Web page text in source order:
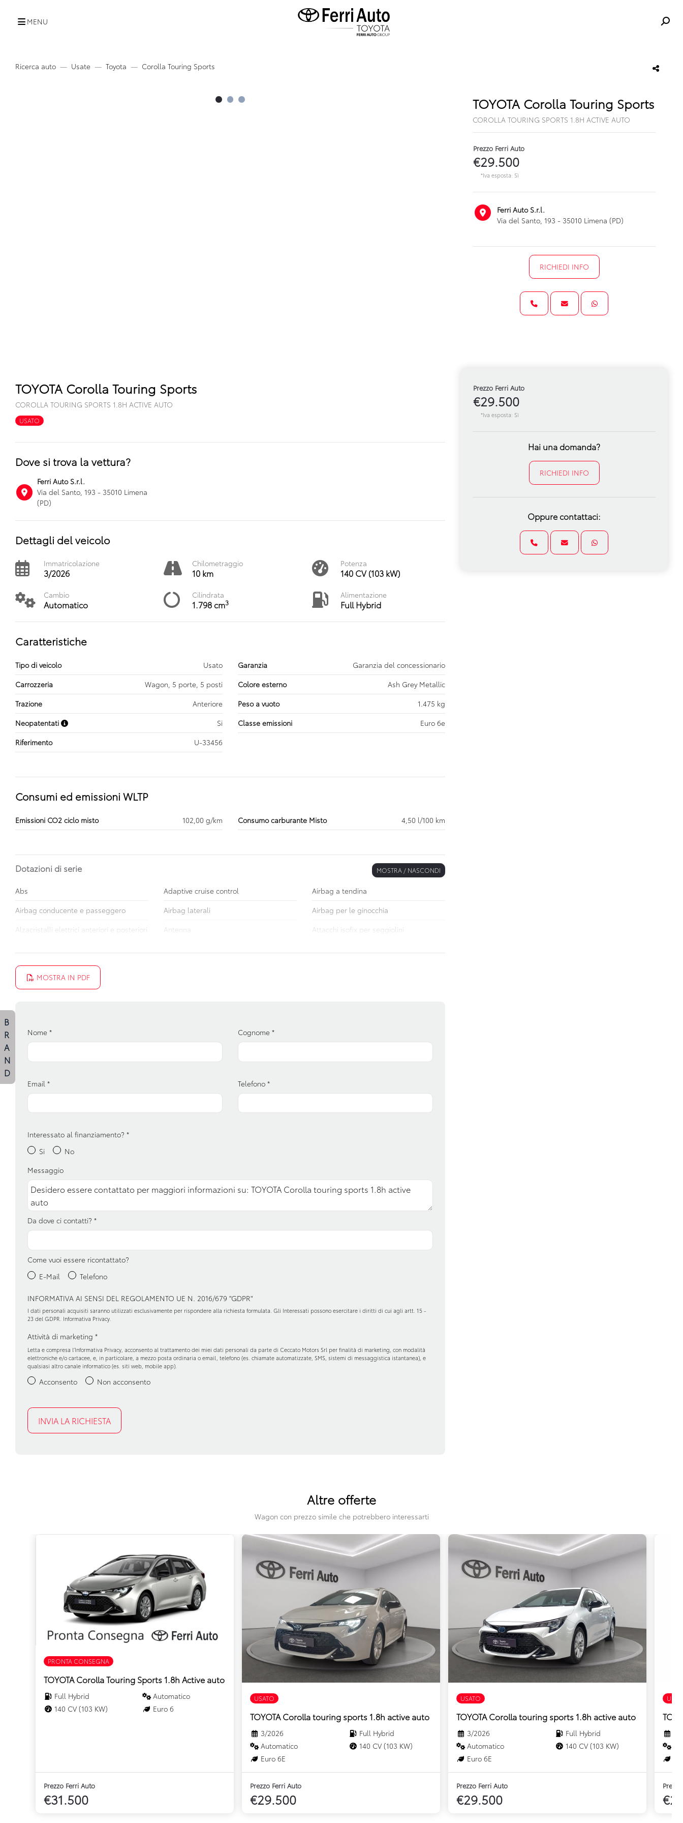
MENU
Ricerca auto Usate Toyota Corolla Touring Sports
TOYOTA Corolla Touring Sports
COROLLA TOURING SPORTS 1.8H ACTIVE AUTO
Prezzo Ferri Auto
€29.500
*Iva esposta: Sì
Ferri Auto S.r.l.
Via del Santo, 193 - 35010 Limena (PD)
RICHIEDI INFO
TOYOTA Corolla Touring Sports
COROLLA TOURING SPORTS 1.8H ACTIVE AUTO
USATO
Dove si trova la vettura?
Ferri Auto S.r.l.
Via del Santo, 193 - 35010 Limena
(PD)
Dettagli del veicolo
Immatricolazione
3/2026
Chilometraggio
10 km
Potenza
140 CV (103 kW)
Cambio
Automatico
Cilindrata
1.798 cm3
Alimentazione
Full Hybrid
Caratteristiche
Tipo di veicolo Usato Garanzia
Garanzia del concessionario
Carrozzeria
Wagon, 5 porte, 5 posti Colore esterno
Ash Grey Metallic
Trazione
Anteriore Peso a vuoto
1.475 kg
Neopatentati
Si Classe emissioni
Euro 6e
Riferimento
U-33456
Consumi ed emissioni WLTP
Emissioni CO2 ciclo misto 102,00 g/km Consumo carburante Misto 4,50 l/100 km
Dotazioni di serie MOSTRA / NASCONDI
Abs Adaptive cruise control
Airbag a tendina
Airbag conducente e passeggero
Airbag laterali
Airbag per le ginocchia
Alzacristalli elettrici anteriori e posteriori
Antenna
Attacchi isofix per seggiolini
Cambio automatico
Cinture di sicurezza
Freno di stazionamento elettrico
Garanzie
Illuminazione bagagliaio
Impianto audio con touchscreen
Interni in tessuto
Pacchetto sicurezza
Paraurti in tinta
Partenza in salita assistita
Sistema di guida assistita
guidatore
Supporto lombare
Volante multifunzionale
MOSTRA IN PDF
Nome * Cognome *
Email * Telefono *
Interessato al finanziamento? *
Si
No
Messaggio
Da dove ci contatti? *
Come vuoi essere ricontattato?
E-Mail
Telefono
INFORMATIVA AI SENSI DEL REGOLAMENTO UE N. 2016/679 "GDPR"
I dati personali acquisiti saranno utilizzati esclusivamente per rispondere alla richiesta formulata. Gli Interessati possono esercitare i diritti di cui agli artt. 15 -
23 del GDPR. Informativa Privacy
Attività di marketing *
Letta e compresa l’Informativa Privacy , acconsento al trattamento dei miei dati personali da parte di Ceccato Motors Srl per finalità di marketing, con modalità
elettroniche e/o cartacee, e, in particolare, a mezzo posta ordinaria o email, telefono (es. chiamate automatizzate, SMS, sistemi di messaggistica istantanea), e
qualsiasi altro canale informatico (es. siti web, mobile app).
Acconsento Non acconsento
Prezzo Ferri Auto
€29.500
*Iva esposta: Sì
Hai una domanda?
RICHIEDI INFO
Oppure contattaci:
Altre offerte
Wagon con prezzo simile che potrebbero interessarti
PRONTA CONSEGNA
TOYOTA Corolla Touring Sports 1.8h Active auto
Full Hybrid
Automatico
140 CV (103 KW)
Euro 6
Prezzo Ferri Auto
€31.500
USATO
TOYOTA Corolla touring sports 1.8h active auto
3/2026
Full Hybrid
Automatico
140 CV (103 KW)
Euro 6E
Prezzo Ferri Auto
€29.500
USATO
TOYOTA Corolla touring sports 1.8h active auto
3/2026
Full Hybrid
Automatico
140 CV (103 KW)
Euro 6E
Prezzo Ferri Auto
€29.500
B
R
A
N
D